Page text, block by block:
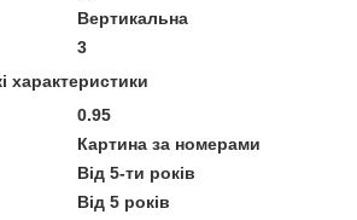
Вертикальна
3
характеристики
0.95
Картина за номерами
Від 5-ти років
Від 5 років